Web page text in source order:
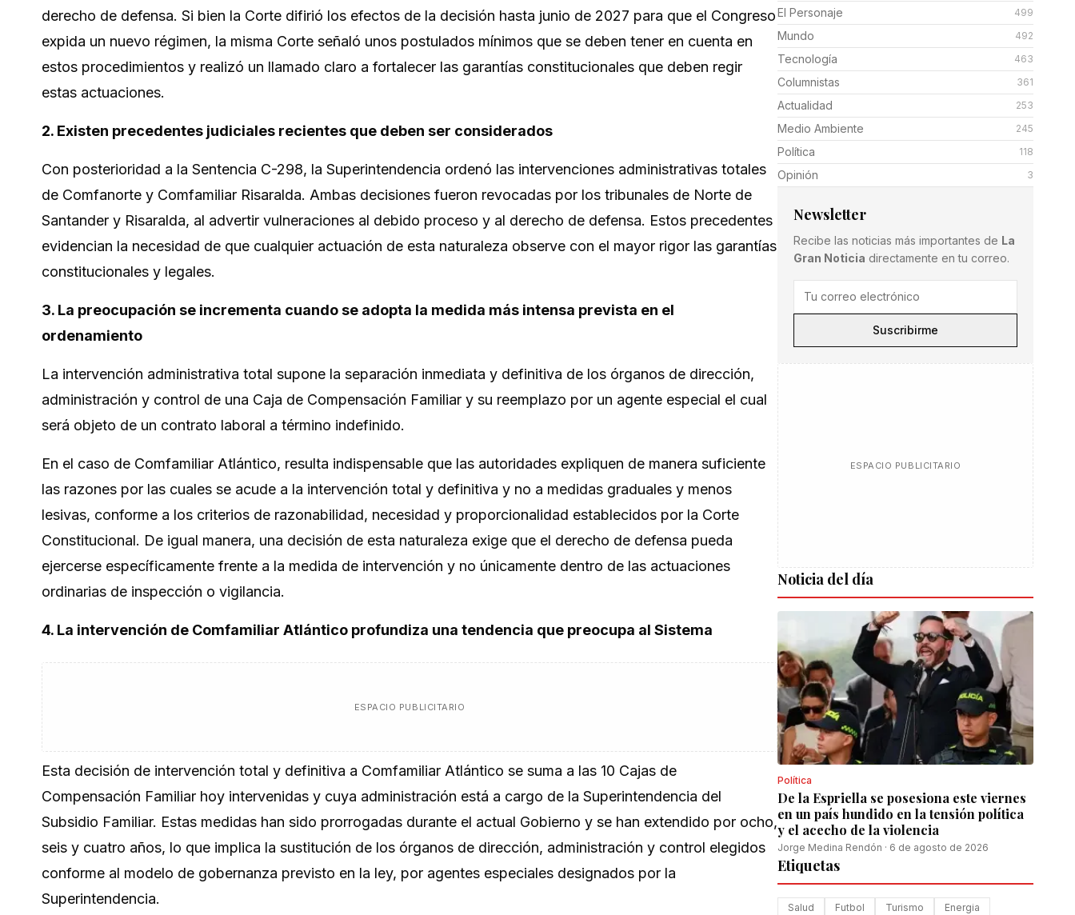
derecho de defensa. Si bien la Corte difirió los efectos de la decisión hasta junio de 2027 para que el Congreso
expida un nuevo régimen, la misma Corte señaló unos postulados mínimos que se deben tener en cuenta en
estos procedimientos y realizó un llamado claro a fortalecer las garantías constitucionales que deben regir
estas actuaciones.
2. Existen precedentes judiciales recientes que deben ser considerados
Con posterioridad a la Sentencia C-298, la Superintendencia ordenó las intervenciones administrativas totales
de Comfanorte y Comfamiliar Risaralda. Ambas decisiones fueron revocadas por los tribunales de Norte de
Santander y Risaralda, al advertir vulneraciones al debido proceso y al derecho de defensa. Estos precedentes
evidencian la necesidad de que cualquier actuación de esta naturaleza observe con el mayor rigor las garantías
constitucionales y legales.
3. La preocupación se incrementa cuando se adopta la medida más intensa prevista en el
ordenamiento
La intervención administrativa total supone la separación inmediata y definitiva de los órganos de dirección,
administración y control de una Caja de Compensación Familiar y su reemplazo por un agente especial el cual
será objeto de un contrato laboral a término indefinido.
En el caso de Comfamiliar Atlántico, resulta indispensable que las autoridades expliquen de manera suficiente
las razones por las cuales se acude a la intervención total y definitiva y no a medidas graduales y menos
lesivas, conforme a los criterios de razonabilidad, necesidad y proporcionalidad establecidos por la Corte
Constitucional. De igual manera, una decisión de esta naturaleza exige que el derecho de defensa pueda
ejercerse específicamente frente a la medida de intervención y no únicamente dentro de las actuaciones
ordinarias de inspección o vigilancia.
4. La intervención de Comfamiliar Atlántico profundiza una tendencia que preocupa al Sistema
ESPACIO PUBLICITARIO
Esta decisión de intervención total y definitiva a Comfamiliar Atlántico se suma a las 10 Cajas de
Compensación Familiar hoy intervenidas y cuya administración está a cargo de la Superintendencia del
Subsidio Familiar. Estas medidas han sido prorrogadas durante el actual Gobierno y se han extendido por ocho,
seis y cuatro años, lo que implica la sustitución de los órganos de dirección, administración y control elegidos
conforme al modelo de gobernanza previsto en la ley, por agentes especiales designados por la
Superintendencia.
El Personaje 499
Mundo 492
Tecnología 463
Columnistas 361
Actualidad 253
Medio Ambiente 245
Política 118
Opinión 3
Newsletter
Recibe las noticias más importantes de La
Gran Noticia directamente en tu correo.
Suscribirme
ESPACIO PUBLICITARIO
Noticia del día
Política
De la Espriella se posesiona este viernes
en un país hundido en la tensión política
y el acecho de la violencia
Jorge Medina Rendón · 6 de agosto de 2026
Etiquetas
Salud Futbol Turismo
Energia